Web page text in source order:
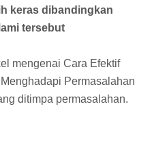
keras dibandingkan
tersebut
mengenai Cara Efektif
Permasalahan
ditimpa permasalahan.